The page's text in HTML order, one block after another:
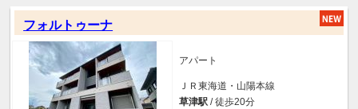
フォルトゥーナ
アパート
ＪＲ東海道・山陽本線
草津駅 / 徒歩20分